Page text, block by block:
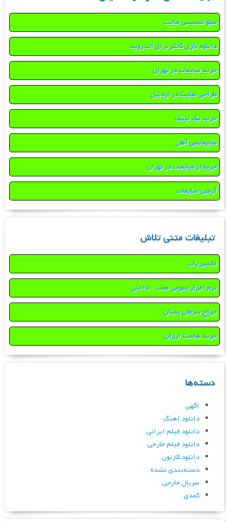
سئو تضمینی سایت
دانلود بازی کانتر برای اندروید
خرید ضایعات در تهران
طراحی سایت در اردبیل
خرید بک لینک
ضایعاتچی آهن
خریدار ضایعات در تهران
آرمین ضایعات
تبلیغات متنی تلاش
اکسیر یاب
نرم افزار عمومی مطب – داخلی
جراح سرطان پستان
خرید هاست ارزان
دسته‌ها
اگهی
دانلود اهنگ
دانلود فیلم ایرانی
دانلود فیلم خارجی
دانلود کارتون
دسته‌بندی نشده
سریال خارجی
کمدی